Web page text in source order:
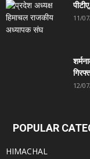
11/
12/
POPULAR
HIMACHAL